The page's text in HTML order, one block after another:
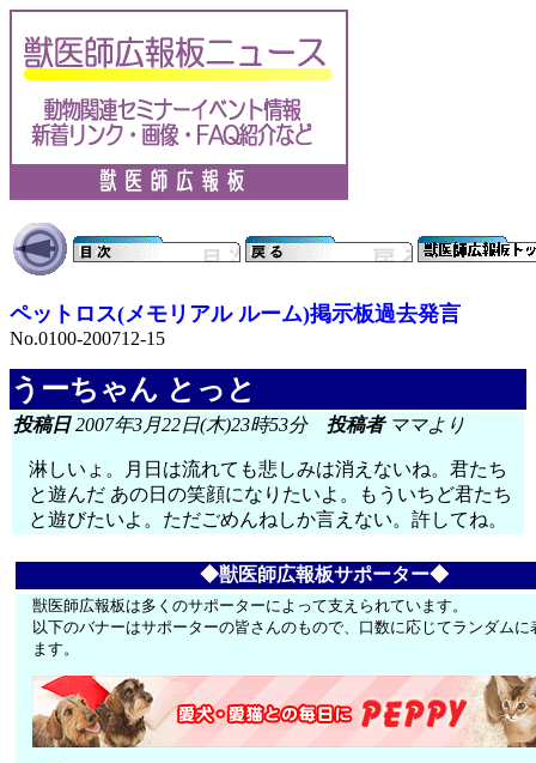
ペットロス(メモリアル ルーム)掲示板過去発言
No.0100-200712-15
うーちゃん とっと
投稿日2007年3月22日(木)23時53分 投稿者ママより
淋しいょ。月日は流れても悲しみは消えないね。君たち
と遊んだ あの日の笑顔になりたいよ。もういちど君たち
と遊びたいよ。ただごめんねしか言えない。許してね。
◆獣医師広報板サポーター◆
獣医師広報板は多くのサポーターによって支えられています。
以下のバナーはサポーターの皆さんのもので、口数に応じてランダムに
ます。